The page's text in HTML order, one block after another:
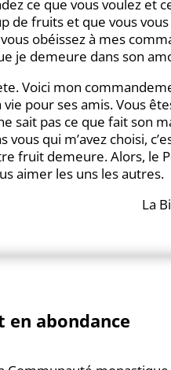
ce que vous voulez et
fruits et que vous
obéissez à mes
je demeure dans son
Voici mon
pour ses amis. Vous
sait pas ce que fait son
qui m’avez choisi,
fruit demeure. Alors, le
aimer les uns les autres.
La
abondance